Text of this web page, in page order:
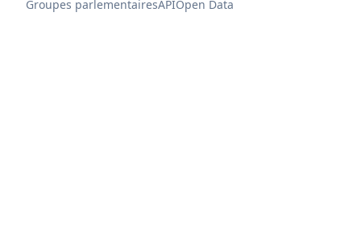
Groupes parlementairesAPIOpen Data